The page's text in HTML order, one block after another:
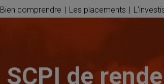
Bien comprendre | Les placements |
SCPI de